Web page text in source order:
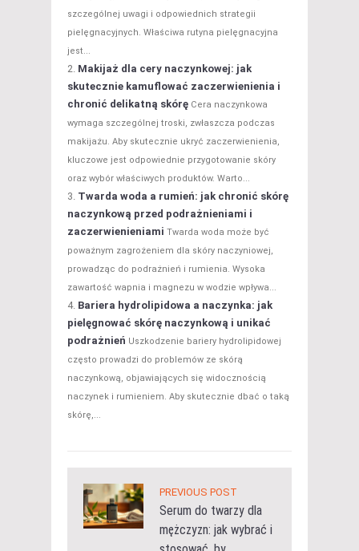
szczególnej uwagi i odpowiednich strategii
pielęgnacyjnych. Właściwa rutyna pielęgnacyjna
jest...
Makijaż dla cery naczynkowej: jak
skutecznie kamuflować zaczerwienienia i
chronić delikatną skórę Cera naczynkowa
wymaga szczególnej troski, zwłaszcza podczas
makijażu. Aby skutecznie ukryć zaczerwienienia,
kluczowe jest odpowiednie przygotowanie skóry
oraz wybór właściwych produktów. Warto...
Twarda woda a rumień: jak chronić skórę
naczynkową przed podrażnieniami i
zaczerwienieniami Twarda woda może być
poważnym zagrożeniem dla skóry naczyniowej,
prowadząc do podrażnień i rumienia. Wysoka
zawartość wapnia i magnezu w wodzie wpływa...
Bariera hydrolipidowa a naczynka: jak
pielęgnować skórę naczynkową i unikać
podrażnień Uszkodzenie bariery hydrolipidowej
często prowadzi do problemów ze skórą
naczynkową, objawiających się widocznością
naczynek i rumieniem. Aby skutecznie dbać o taką
skórę,...
PREVIOUS POST
Serum do twarzy dla
mężczyzn: jak wybrać i